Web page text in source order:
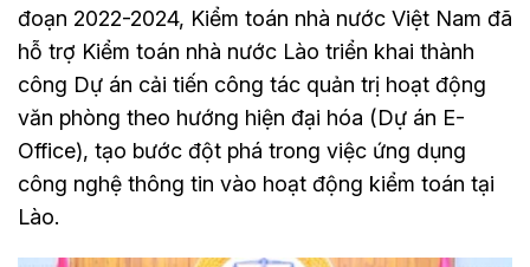
đoạn 2022-2024, Kiểm toán nhà nước Việt Nam đã
hỗ trợ Kiểm toán nhà nước Lào triển khai thành
công Dự án cải tiến công tác quản trị hoạt động
văn phòng theo hướng hiện đại hóa (Dự án E-
Office), tạo bước đột phá trong việc ứng dụng
công nghệ thông tin vào hoạt động kiểm toán tại
Lào.